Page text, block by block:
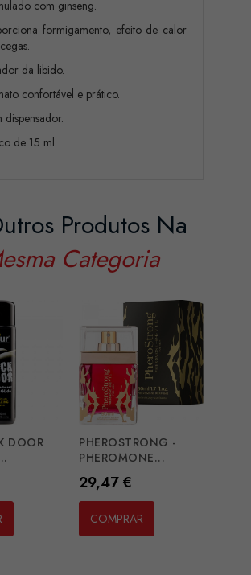
com ginseng.
formigamento, efeito de calor
da libido.
confortável e prático.
dispensador.
de 15 ml.
Produtos Na
Categoria
DOOR
PHEROSTRONG -
PHEROMONE...
Preço
29,47 €
COMPRAR